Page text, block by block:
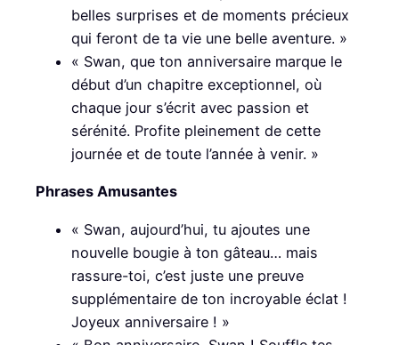
belles surprises et de moments précieux
qui feront de ta vie une belle aventure. »
« Swan, que ton anniversaire marque le
début d’un chapitre exceptionnel, où
chaque jour s’écrit avec passion et
sérénité. Profite pleinement de cette
journée et de toute l’année à venir. »
Phrases Amusantes
« Swan, aujourd’hui, tu ajoutes une
nouvelle bougie à ton gâteau… mais
rassure-toi, c’est juste une preuve
supplémentaire de ton incroyable éclat !
Joyeux anniversaire ! »